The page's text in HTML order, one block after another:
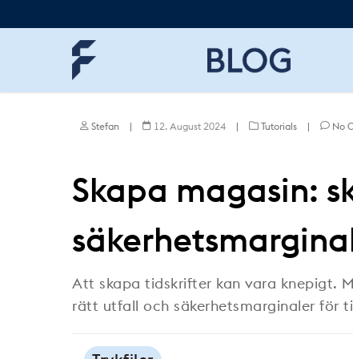
Stefan 12. August 2024 Tutorials No
Skapa magasin:
Att skapa tidskrifter kan vara knepigt.
rätt utfall och säkerhetsmarginaler för